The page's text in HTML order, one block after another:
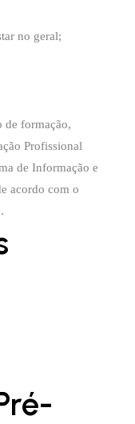
no geral;
de formação,
Profissional
de Informação e
acordo com o